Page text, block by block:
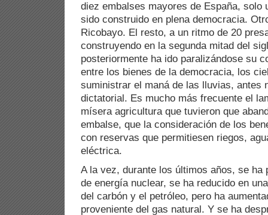
diez embalses mayores de España, solo
sido construido en plena democracia.
Ricobayo. El resto, a un ritmo de 20
construyendo en la segunda mitad del
posteriormente ha ido paralizándose su
entre los bienes de la democracia, los
suministrar el maná de las lluvias, antes
dictatorial. Es mucho más frecuente el
mísera agricultura que tuvieron que
embalse, que la consideración de los
con reservas que permitiesen riegos,
eléctrica.
A la vez, durante los últimos años, se ha
de energía nuclear, se ha reducido en
del carbón y el petróleo, pero ha
proveniente del gas natural. Y se ha